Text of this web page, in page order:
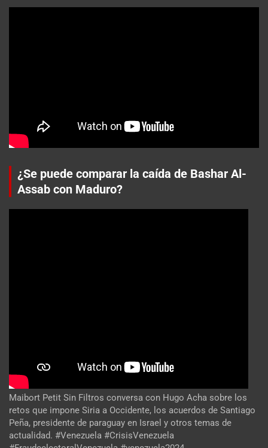
¿Se puede comparar la caída de Bashar Al-
Assab con Maduro?
Maibort Petit Sin Filtros conversa con Hugo Acha sobre los
retos que impone Siria a Occidente, los acuerdos de Santiago
Peña, presidente de paraguay en Israel y otros temas de
actualidad. #Venezuela #CrisisVenezuela